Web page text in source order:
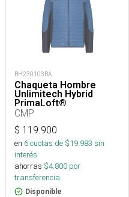
BH230103BA
Chaqueta Hombre
Unlimitech Hybrid
PrimaLoft®
CMP
$ 119.900
en 6cuotas de $19.983 sin
interés
ahorras $4.800 por
transferencia.
Disponible